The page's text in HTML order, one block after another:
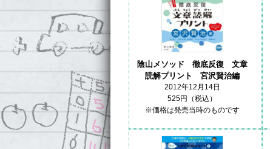
陰山メソッド 徹底反復 文章
読解プリント 宮沢賢治編
2012年12月14日
525円（税込）
※価格は発売当時のものです